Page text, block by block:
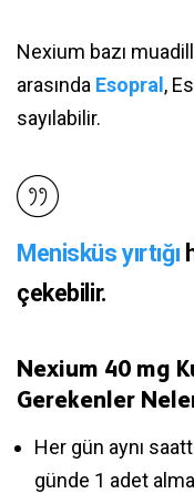
Nexium bazı
arasında Esopral ,
sayılabilir.
Menisküs yırtığı
çekebilir.
Nexium 40 mg
Gerekenler
Her gün aynı
günde 1 adet